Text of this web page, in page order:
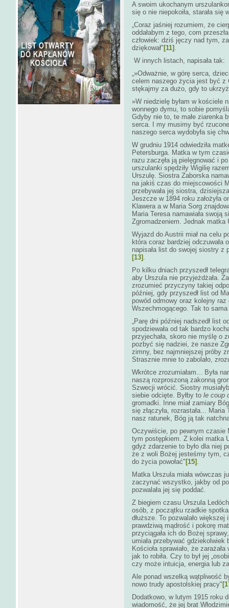
A swoim ukochanym
się o nie niepokoiła, starała się
„Coraz jaśniej rozumiem, że
oddałabym z tego, com
człowiek: dziś jęczy nad tym,
dziękował" [11] .
W innych listach, napisała tak:
„»Odważnie, w górę serca,
celem naszego życia jest być z
stękajmy za dużo, gdy to
»W niedzielę byłam w kościele
wonnego dymu, to sobie
Gdyby nie to, te małe ziarenka
serca. I my musimy być
naszego serca wydobyła się
W grudniu 1914 odwiedziła
Petersburga. Matka w tym
razu zaczęła ją pielęgnować i
urszulanki spędziły Wigilię
Urszulę. Siostra Zaborska
na jakiś czas do miejscowości
przebywała jej siostra,
Jeszcze w 1894 roku założyła
Klawera a w Maria Sorg
Maria Teresa namawiała swoją
Zgromadzeniem. Jednak matka
Wyjazd do Austrii miał na celu
która coraz bardziej odczuwała
napisała list do swojej siostry z
[13] .
Po kilku dniach przyszedł
aby Urszula nie przyjeżdżała.
zrozumieć przyczyny takiej
później, gdy przyszedł list od
powód odmowy oraz kolejny raz
Wszechmogącego. Tak to sama
„Parę dni później nadszedł list
spodziewała od tak bardzo
przyjechała, skoro nie myślę o
pozbyć się nadziei, że nasze
zimny, bez najmniejszej próby
Strasznie mnie to zabolało,
Wkrótce zrozumiałam... Była
naszą rozproszoną zakonną
Szwecji wrócić. Siostry
siebie odcięte. Byłby to le coup
gromadki. Inne miał zamiary
się złączyła, rozrastała...
nasz ratunek, Bóg ją tak
Oczywiście, po pewnym czasie
tym postępkiem. Z kolei matka
gdyż zdarzenie to było dla niej
że z woli Bożej jesteśmy tym,
do życia powołać" [15] .
Matka Urszula miała wówczas
zaczynać wszystko, jakby od
pozwalała jej się poddać.
Z biegiem czasu Urszula
osób, z początku rzadkie
dłuższe. To pozwalało
prawdziwą mądrość i pokorę
przyciągała ich do Bożej
umiała przebywać gdziekolwiek
Kościoła sprawiało, że
jak to robiła. Czy to był jej
czy może intuicja, energia lub
Ale ponad wszelką wątpliwość
nowo trudy apostolskiej pracy"
Dodatkowo, w lutym 1915 roku
wiadomość, że jej brat